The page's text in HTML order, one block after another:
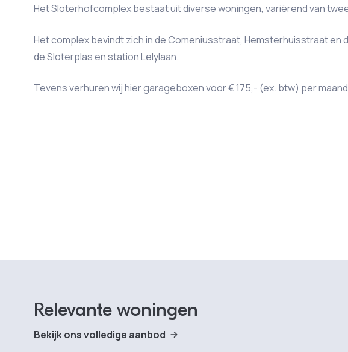
Het Sloterhofcomplex bestaat uit diverse woningen, variërend van
Het complex bevindt zich in de Comeniusstraat, Hemsterhuisstraat en
de Sloterplas en station Lelylaan.
Tevens verhuren wij hier garageboxen voor € 175,- (ex. btw) per
Relevante woningen
Bekijk ons volledige aanbod